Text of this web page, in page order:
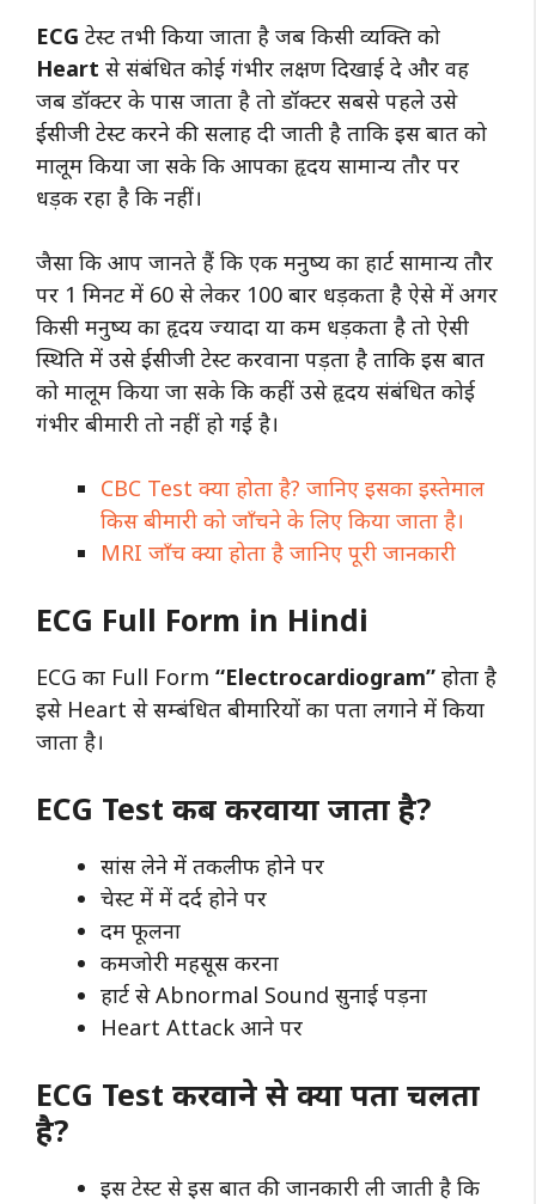
ECG टेस्ट तभी किया जाता है जब किसी व्यक्ति को
Heart से संबंधित कोई गंभीर लक्षण दिखाई दे और वह
जब डॉक्टर के पास जाता है तो डॉक्टर सबसे पहले उसे
ईसीजी टेस्ट करने की सलाह दी जाती है ताकि इस बात को
मालूम किया जा सके कि आपका हृदय सामान्य तौर पर
धड़क रहा है कि नहीं।
जैसा कि आप जानते हैं कि एक मनुष्य का हार्ट सामान्य तौर
पर 1 मिनट में 60 से लेकर 100 बार धड़कता है ऐसे में अगर
किसी मनुष्य का हृदय ज्यादा या कम धड़कता है तो ऐसी
स्थिति में उसे ईसीजी टेस्ट करवाना पड़ता है ताकि इस बात
को मालूम किया जा सके कि कहीं उसे हृदय संबंधित कोई
गंभीर बीमारी तो नहीं हो गई है।
CBC Test क्या होता है? जानिए इसका इस्तेमाल
किस बीमारी को जाँचने के लिए किया जाता है।
MRI जाँच क्या होता है जानिए पूरी जानकारी
ECG Full Form in Hindi
ECG का Full Form “Electrocardiogram” होता है
इसे Heart से सम्बंधित बीमारियों का पता लगाने में किया
जाता है।
ECG Test कब करवाया जाता है?
सांस लेने में तकलीफ होने पर
चेस्ट में में दर्द होने पर
दम फूलना
कमजोरी महसूस करना
हार्ट से Abnormal Sound सुनाई पड़ना
Heart Attack आने पर
ECG Test करवाने से क्या पता चलता
है?
इस टेस्ट से इस बात की जानकारी ली जाती है कि